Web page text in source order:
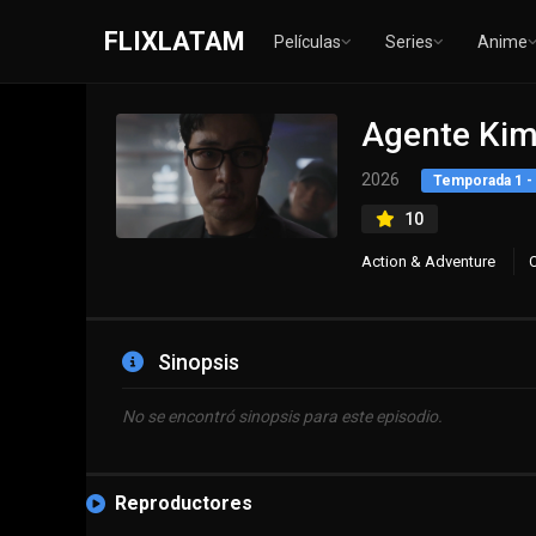
FLIXLATAM Películas Series Anime
Agente
2026 Temporada 1
10
Action & Adventure
Sinopsis
No se encontró sinopsis para este episodio.
Reproductores